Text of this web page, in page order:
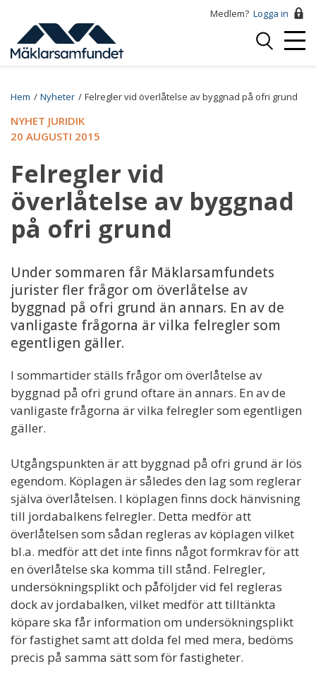
huvudinnehåll
Medlem? Logga in
Logga
Breadcrumb
Hem Nyheter Felregler vid överlåtelse av byggnad på ofri grund
NYHET JURIDIK
20 AUGUSTI 2015
Felregler vid
överlåtelse av byggnad
på ofri grund
Under sommaren får Mäklarsamfundets
jurister fler frågor om överlåtelse av
byggnad på ofri grund än annars. En av de
vanligaste frågorna är vilka felregler som
egentligen gäller.
I sommartider ställs frågor om överlåtelse av
byggnad på ofri grund oftare än annars. En av de
vanligaste frågorna är vilka felregler som egentligen
gäller.
Utgångspunkten är att byggnad på ofri grund är lös
egendom. Köplagen är således den lag som reglerar
själva överlåtelsen. I köplagen finns dock hänvisning
till jordabalkens felregler. Detta medför att
överlåtelsen som sådan regleras av köplagen vilket
bl.a. medför att det inte finns något formkrav för att
en överlåtelse ska komma till stånd. Felregler,
undersökningsplikt och påföljder vid fel regleras
dock av jordabalken, vilket medför att tilltänkta
köpare ska får information om undersökningsplikt
för fastighet samt att dolda fel med mera, bedöms
precis på samma sätt som för fastigheter.